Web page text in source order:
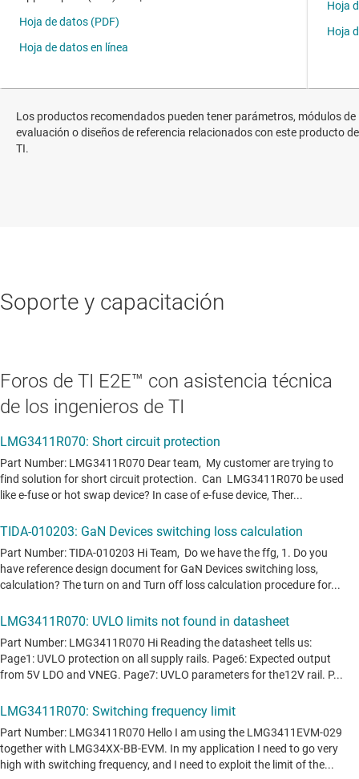
Los productos recomendados pueden tener parámetros, módulos de
evaluación o diseños de referencia relacionados con este producto de
TI.
Soporte y capacitación
Foros de TI E2E™ con asistencia técnica
de los ingenieros de TI